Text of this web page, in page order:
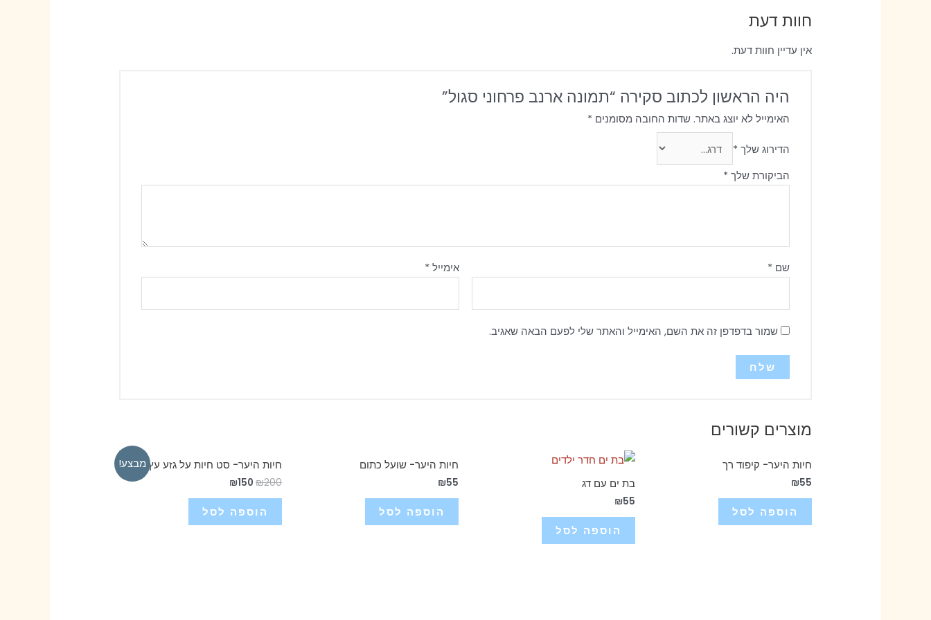
חוות דעת
אין עדיין חוות דעת.
היה הראשון לכתוב סקירה “תמונה ארנב פרחוני סגול”
האימייל לא יוצג באתר.שדות החובה מסומנים *
הדירוג שלך *
הביקורת שלך *
שם * אימייל *
שמור בדפדפן זה את השם, האימייל והאתר שלי לפעם הבאה שאגיב.
מוצרים קשורים
חיות היער- קיפוד רך
₪55
הוספה לסל
בת ים עם דג
₪55
הוספה לסל
חיות היער- שועל כתום
₪55
הוספה לסל
מבצע! חיות היער- סט חיות על גזע עץ
₪200
₪150
הוספה לסל